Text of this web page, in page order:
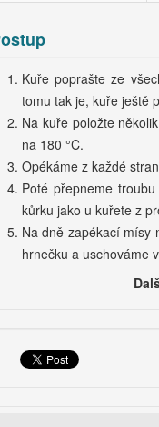
Kuře poprašte ze
tomu tak je, kuře ještě
Na kuře položte
na 180 °C.
Opékáme z každé
Poté přepneme
kůrku jako u kuřete z
Na dně zapékací mísy
hrnečku a uschováme